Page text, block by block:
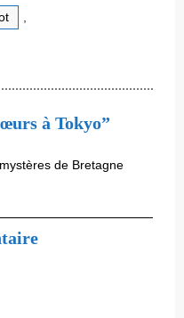
à Tokyo”
de Bretagne